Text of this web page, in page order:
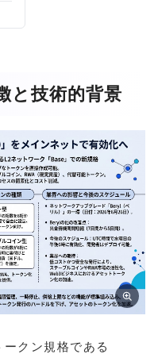
と技術的背景
クン規格である